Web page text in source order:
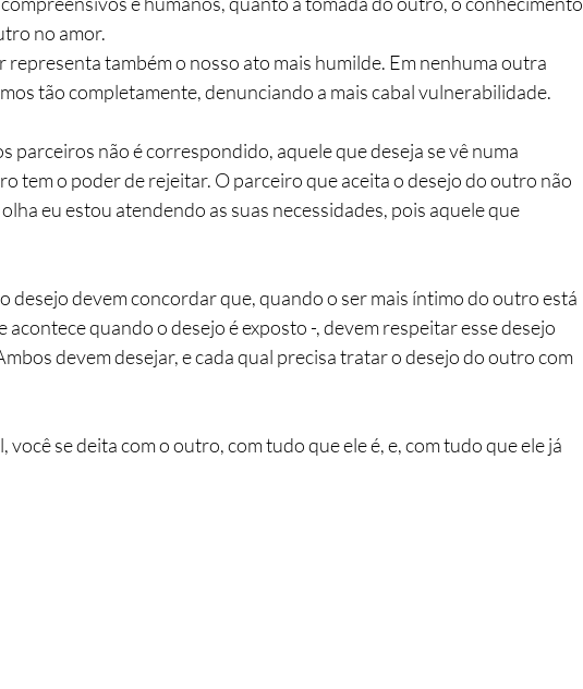
no amor.
representa também o nosso ato mais humilde. Em nenhuma outra
tão completamente, denunciando a mais cabal vulnerabilidade.
parceiros não é correspondido, aquele que deseja se vê numa
tem o poder de rejeitar. O parceiro que aceita o desejo do outro não
eu estou atendendo as suas necessidades, pois aquele que
desejo devem concordar que, quando o ser mais íntimo do outro está
acontece quando o desejo é exposto -, devem respeitar esse desejo
devem desejar, e cada qual precisa tratar o desejo do outro com
você se deita com o outro, com tudo que ele é, e, com tudo que ele já